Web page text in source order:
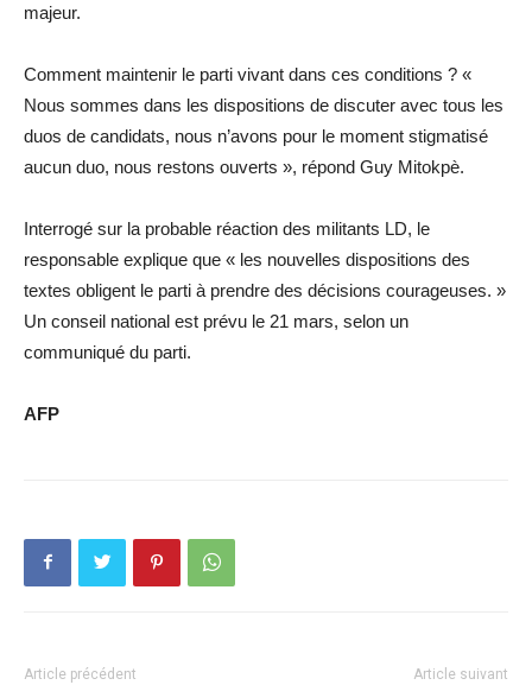
majeur.
Comment maintenir le parti vivant dans ces conditions ? «
Nous sommes dans les dispositions de discuter avec tous les
duos de candidats, nous n’avons pour le moment stigmatisé
aucun duo, nous restons ouverts », répond Guy Mitokpè.
Interrogé sur la probable réaction des militants LD, le
responsable explique que « les nouvelles dispositions des
textes obligent le parti à prendre des décisions courageuses. »
Un conseil national est prévu le 21 mars, selon un
communiqué du parti.
AFP
Article précédent Article suivant